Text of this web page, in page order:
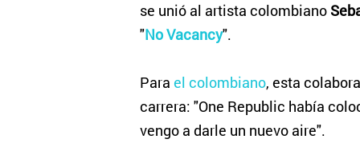
se unió al artista colombiano
"No Vacancy".
Para el colombiano, esta
carrera: "One Republic había
vengo a darle un nuevo aire".